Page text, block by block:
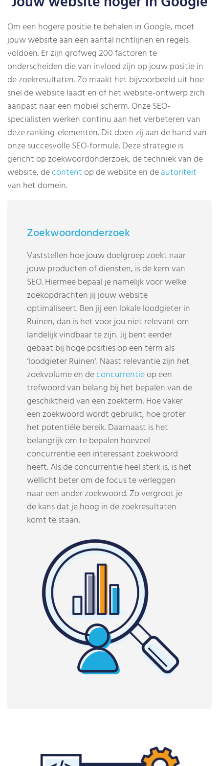
Om een hogere positie te behalen in Google, moet
jouw website aan een aantal richtlijnen en regels
voldoen. Er zijn grofweg 200 factoren te
onderscheiden die van invloed zijn op jouw positie in
de zoekresultaten. Zo maakt het bijvoorbeeld uit hoe
snel de website laadt en of het website-ontwerp zich
aanpast naar een mobiel scherm. Onze SEO-
specialisten werken continu aan het verbeteren van
deze ranking-elementen. Dit doen zij aan de hand van
onze succesvolle SEO-formule. Deze strategie is
gericht op zoekwoordonderzoek, de techniek van de
website, decontentop de website en deautoriteit
van het domein.
Zoekwoordonderzoek
Vaststellen hoe jouw doelgroep zoekt naar
jouw producten of diensten, is de kern van
SEO. Hiermee bepaal je namelijk voor welke
zoekopdrachten jij jouw website
optimaliseert. Ben jij een lokale loodgieter in
Ruinen, dan is het voor jou niet relevant om
landelijk vindbaar te zijn. Jij bent eerder
gebaat bij hoge posities op een term als
‘loodgieter Ruinen’. Naast relevantie zijn het
zoekvolume en deconcurrentieop een
trefwoord van belang bij het bepalen van de
geschiktheid van een zoekterm. Hoe vaker
een zoekwoord wordt gebruikt, hoe groter
het potentiële bereik. Daarnaast is het
belangrijk om te bepalen hoeveel
concurrentie een interessant zoekwoord
heeft. Als de concurrentie heel sterk is, is het
wellicht beter om de focus te verleggen
naar een ander zoekwoord. Zo vergroot je
de kans dat je hoog in de zoekresultaten
komt te staan.